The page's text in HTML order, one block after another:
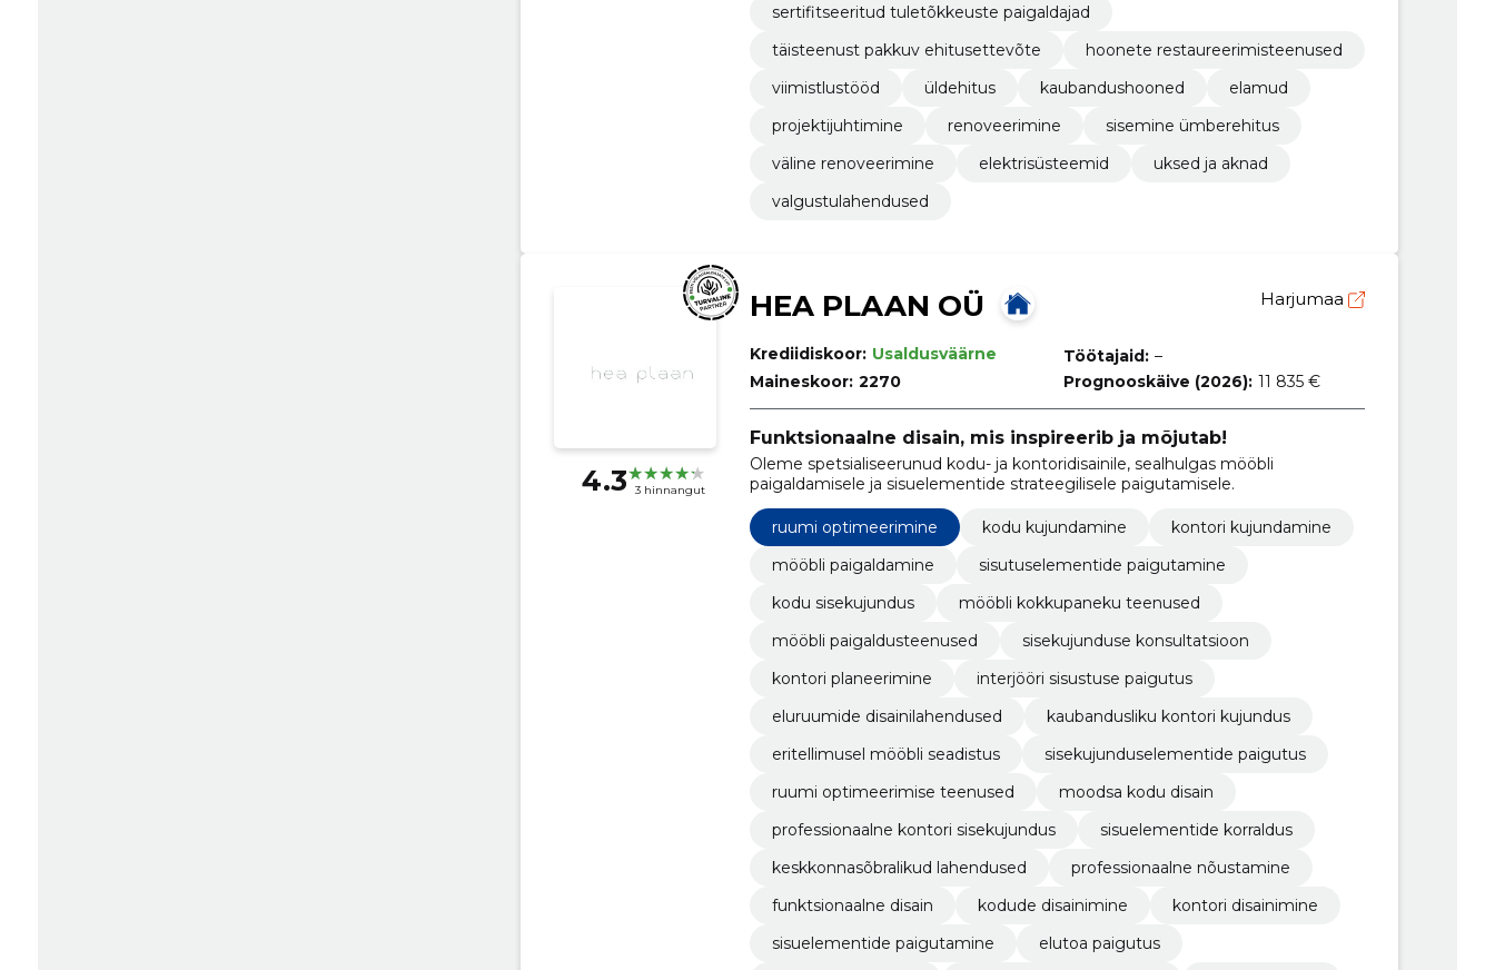
sertifitseeritud tuletõkkeuste paigaldajad
täisteenust pakkuv ehitusettevõte
hoonete restaureerimisteenused
viimistlustööd
üldehitus kaubandushooned
elamud
projektijuhtimine
renoveerimine
sisemine ümberehitus
väline renoveerimine
elektrisüsteemid
uksed ja aknad
valgustulahendused
4.3 3 hinnangut
HEA PLAAN OÜ Harjumaa
Krediidiskoor: Usaldusväärne
Maineskoor: 2270
Töötajaid: –
Prognooskäive (2026): 11 835 €
Funktsionaalne disain, mis inspireerib ja mõjutab!
Oleme spetsialiseerunud kodu- ja kontoridisainile, sealhulgas mööbli
paigaldamisele ja sisuelementide strateegilisele paigutamisele.
ruumi optimeerimine kodu kujundamine
kontori kujundamine
mööbli paigaldamine
sisutuselementide paigutamine
kodu sisekujundus
mööbli kokkupaneku teenused
mööbli paigaldusteenused
sisekujunduse konsultatsioon
kontori planeerimine
interjööri sisustuse paigutus
eluruumide disainilahendused
kaubandusliku kontori kujundus
eritellimusel mööbli seadistus
sisekujunduselementide paigutus
ruumi optimeerimise teenused
moodsa kodu disain
professionaalne kontori sisekujundus
sisuelementide korraldus
keskkonnasõbralikud lahendused
professionaalne nõustamine
funktsionaalne disain
kodude disainimine
kontori disainimine
sisuelementide paigutamine
elutoa paigutus